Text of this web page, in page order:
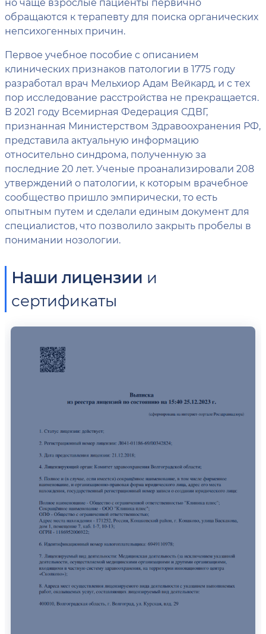
обращаются к терапевту для поиска органических
непсихогенных причин.
Первое учебное пособие с описанием
клинических признаков патологии в 1775 году
разработал врач Мельхиор Адам Вейкард, и с тех
пор исследование расстройства не прекращается.
В 2021 году Всемирная Федерация СДВГ,
признанная Министерством Здравоохранения РФ,
представила актуальную информацию
относительно синдрома, полученную за
последние 20 лет. Ученые проанализировали 208
утверждений о патологии, к которым врачебное
сообщество пришло эмпирически, то есть
опытным путем и сделали единым документ для
специалистов, что позволило закрыть пробелы в
понимании нозологии.
Наши лицензии и
сертификаты